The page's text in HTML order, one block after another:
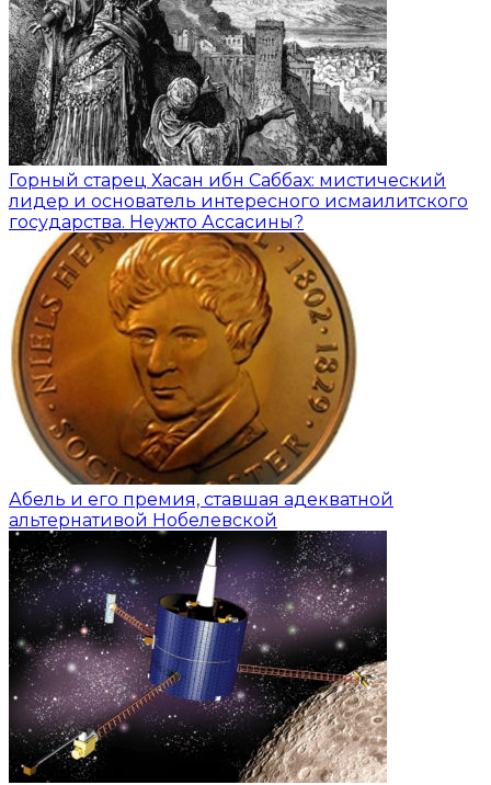
Горный старец Хасан ибн Саббах: мистический
лидер и основатель интересного исмаилитского
государства. Неужто Ассасины?
Абель и его премия, ставшая адекватной
альтернативой Нобелевской